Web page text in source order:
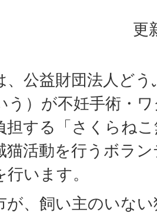
更
、公益財団法人ど
う）が不妊手術・
担する「さくらね
猫活動を行うボラ
います。
が、飼い主のいな